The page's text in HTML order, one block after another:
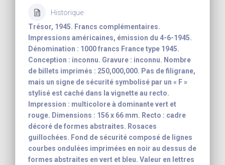
Historique
Trésor, 1945. Francs complémentaires.
Impressions américaines, émission du 4-6-1945.
Dénomination : 1000 francs France type 1945.
Conception : inconnu. Gravure : inconnu. Nombre
de billets imprimés : 250,000,000. Pas de filigrane,
mais un signe de sécurité symbolisé par un « F »
stylisé est caché dans la vignette au recto.
Impression : multicolore à dominante vert et
rouge. Dimensions : 156 x 66 mm. Recto : cadre
décoré de formes abstraites. Rosaces
guillochées. Fond de sécurité composé de lignes
courbes ondulées imprimées en noir au dessus de
formes abstraites en vert et bleu. Valeur en lettres